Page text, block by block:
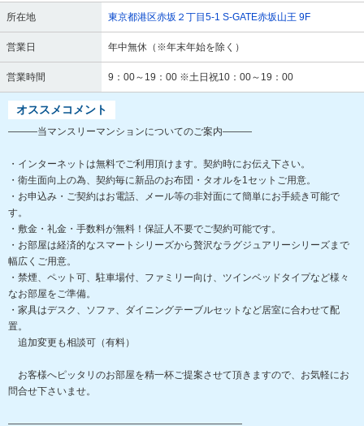
所在地 東京都港区赤坂２丁目5-1 S-GATE赤坂山王 9F
営業日 年中無休（※年末年始を除く）
営業時間 9：00～19：00 ※土日祝10：00～19：00
オススメコメント
―――当マンスリーマンションについてのご案内―――
・インターネットは無料でご利用頂けます。契約時にお伝え下さい。
・衛生面向上の為、契約毎に新品のお布団・タオルを1セットご用意。
・お申込み・ご契約はお電話、メール等の非対面にて簡単にお手続き可能で
す。
・敷金・礼金・手数料が無料！保証人不要でご契約可能です。
・お部屋は経済的なスマートシリーズから贅沢なラグジュアリーシリーズまで
幅広くご用意。
・禁煙、ペット可、駐車場付、ファミリー向け、ツインベッドタイプなど様々
なお部屋をご準備。
・家具はデスク、ソファ、ダイニングテーブルセットなど居室に合わせて配
置。
追加変更も相談可（有料）
お客様へピッタリのお部屋を精一杯ご提案させて頂きますので、お気軽にお
問合せ下さいませ。
――――――――――――――――――――――――